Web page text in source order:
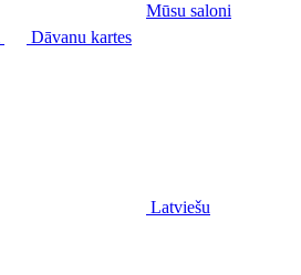
Mūsu saloni
Dāvanu kartes
Latviešu